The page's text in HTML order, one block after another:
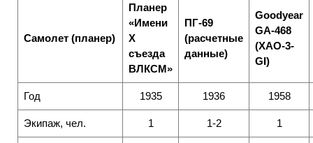
Самолет (планер)
Планер
«Имени
X
съезда
ВЛКСМ»
ПГ-69
(расчетные
данные)
Goodyear
GA-468
(XAO-3-
GI)
Год 1935 1936 1958
Экипаж, чел. 1 1-2 1